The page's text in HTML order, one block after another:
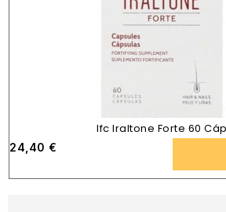
Ifc Iraltone Forte 60
24,40 €